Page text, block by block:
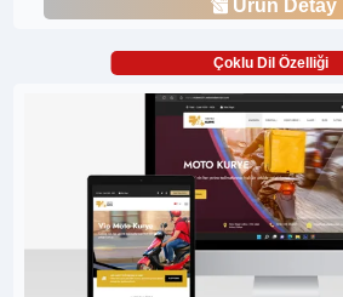
Ürün Detay
Çoklu Dil Özelliği